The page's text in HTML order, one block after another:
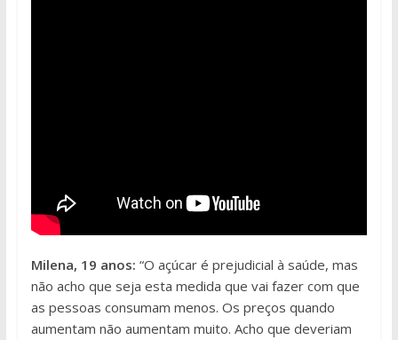
Milena, 19 anos: “O açúcar é prejudicial à saúde, mas
não acho que seja esta medida que vai fazer com que
as pessoas consumam menos. Os preços quando
aumentam não aumentam muito. Acho que deveriam